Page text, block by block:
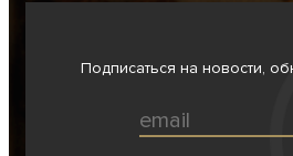
Подписаться на новости,